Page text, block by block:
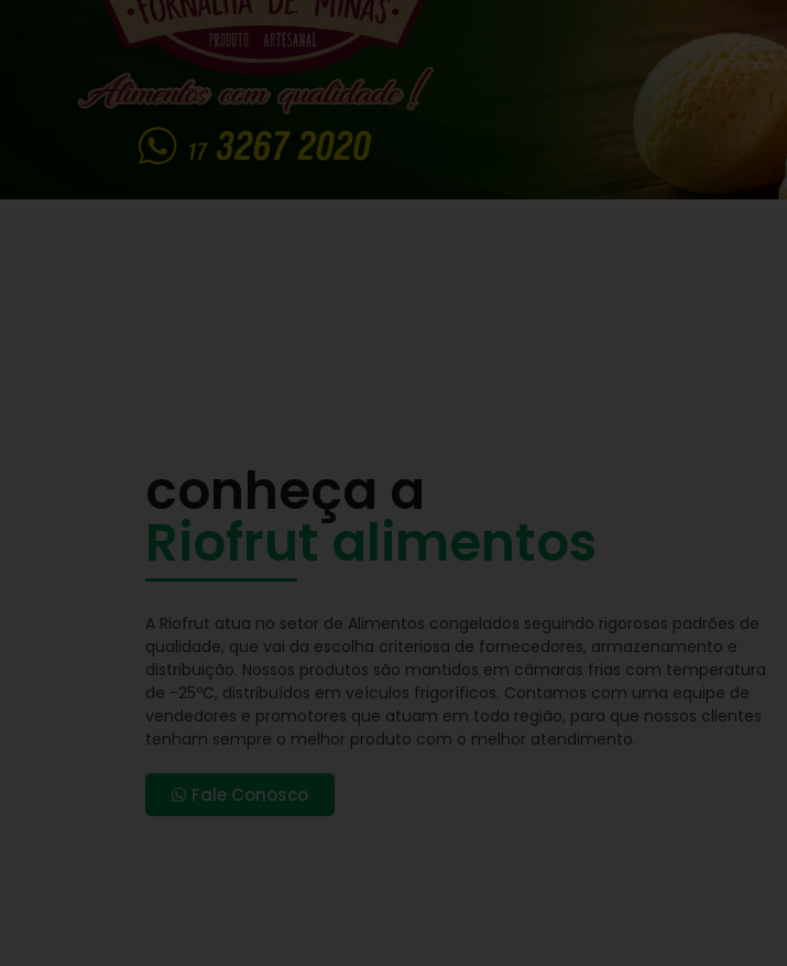
conheça a
Riofrut alimentos
A Riofrut atua no setor de Alimentos congelados seguindo rigorosos padrões de
qualidade, que vai da escolha criteriosa de fornecedores, armazenamento e
distribuição. Nossos produtos são mantidos em câmaras frias com temperatura
de -25ºC, distribuídos em veículos frigoríficos. Contamos com uma equipe de
vendedores e promotores que atuam em toda região, para que nossos clientes
tenham sempre o melhor produto com o melhor atendimento.
Fale Conosco